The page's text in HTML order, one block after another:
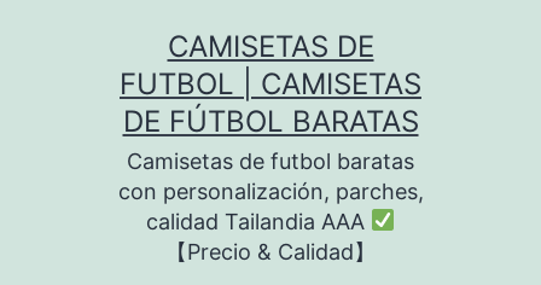
CAMISETAS DE
FUTBOL | CAMISETAS
DE FÚTBOL BARATAS
Camisetas de futbol baratas
con personalización, parches,
calidad Tailandia AAA
【Precio & Calidad】